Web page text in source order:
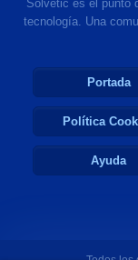
Solvetic es el punto
tecnología. Una
Portada
Política
Ayuda